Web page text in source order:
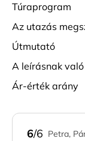
túraprogram
az utazás
útmutató
a leírásnak
ár-érték arány
6/6 Petra,